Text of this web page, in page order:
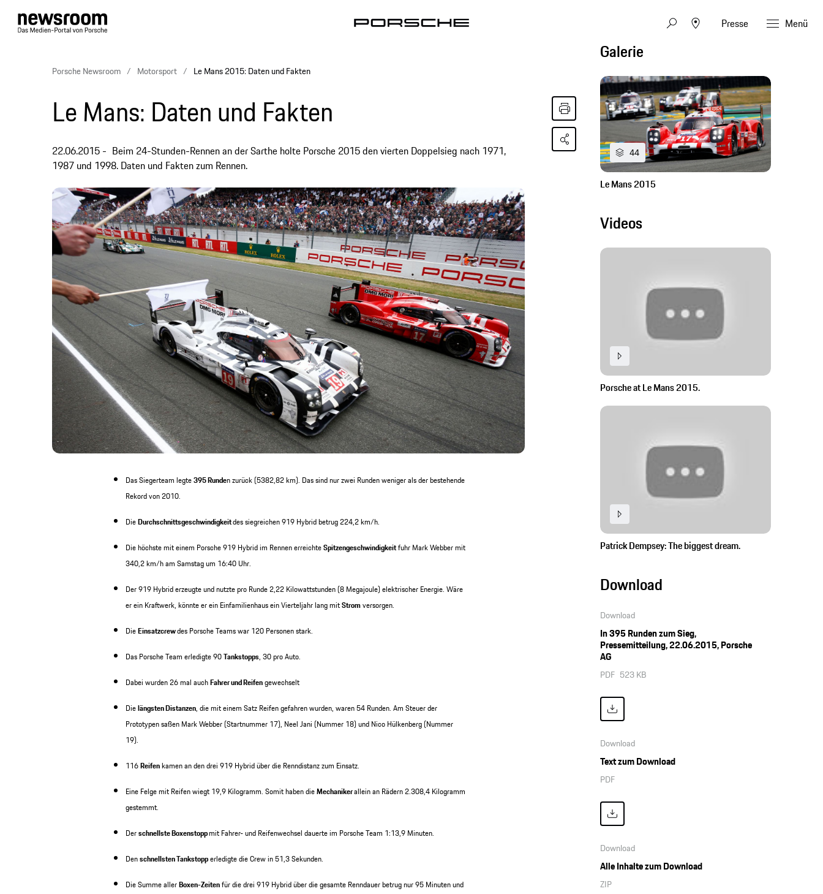
Presse Menü
Porsche Newsroom Motorsport Le Mans 2015: Daten und Fakten
Le Mans: Daten und Fakten
22.06.2015
Beim 24-Stunden-Rennen an der Sarthe holte Porsche 2015 den vierten Doppelsieg nach 1971,
1987 und 1998. Daten und Fakten zum Rennen.
Das Siegerteam legte395 Runden zurück (5382,82 km). Das sind nur zwei Runden weniger als der bestehende
Rekord von 2010.
DieDurchschnittsgeschwindigkeitdes siegreichen 919 Hybrid betrug 224,2 km/h.
Die höchste mit einem Porsche 919 Hybrid im Rennen erreichteSpitzengeschwindigkeitfuhr Mark Webber mit
340,2 km/h am Samstag um 16:40 Uhr.
Der 919 Hybrid erzeugte und nutzte pro Runde 2,22 Kilowattstunden (8 Megajoule) elektrischer Energie. Wäre
er ein Kraftwerk, könnte er ein Einfamilienhaus ein Vierteljahr lang mitStromversorgen.
DieEinsatzcrewdes Porsche Teams war 120 Personen stark.
Das Porsche Team erledigte 90Tankstopps, 30 pro Auto.
Dabei wurden 26 mal auchFahrer und Reifengewechselt
Dielängsten Distanzen, die mit einem Satz Reifen gefahren wurden, waren 54 Runden. Am Steuer der
Prototypen saßen Mark Webber (Startnummer 17), Neel Jani (Nummer 18) und Nico Hülkenberg (Nummer
19).
116Reifenkamen an den drei 919 Hybrid über die Renndistanz zum Einsatz.
Eine Felge mit Reifen wiegt 19,9 Kilogramm. Somit haben dieMechanikerallein an Rädern 2.308,4 Kilogramm
gestemmt.
Derschnellste Boxenstoppmit Fahrer- und Reifenwechsel dauerte im Porsche Team 1:13,9 Minuten.
Denschnellsten Tankstopperledigte die Crew in 51,3 Sekunden.
Die Summe allerBoxen-Zeitenfür die drei 919 Hybrid über die gesamte Renndauer betrug nur 95 Minuten und
Galerie
44
Le Mans 2015
Videos
Porsche at Le Mans 2015.
Patrick Dempsey: The biggest dream.
Download
Download
In 395 Runden zum Sieg,
Pressemitteilung, 22.06.2015, Porsche
AG
PDF 523 KB
Download
Text zum Download
PDF
Download
Alle Inhalte zum Download
ZIP